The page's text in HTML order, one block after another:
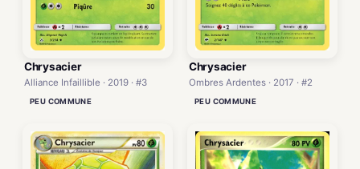
Chrysacier
Alliance Infaillible · 2019 · #3
PEU COMMUNE
Chrysacier
Ombres Ardentes · 2017 · #2
PEU COMMUNE